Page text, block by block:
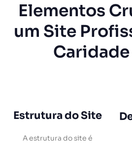
Elementos
um Site
Caridade
Estrutura do Site
A estrutura do site é